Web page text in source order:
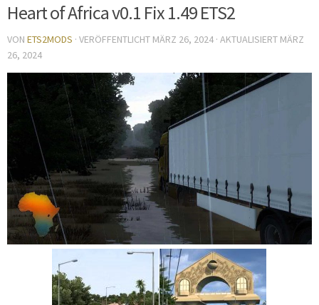
Heart of Africa v0.1 Fix 1.49 ETS2
VON ETS2MODS · VERÖFFENTLICHT MÄRZ 26, 2024 · AKTUALISIERT MÄRZ
26, 2024